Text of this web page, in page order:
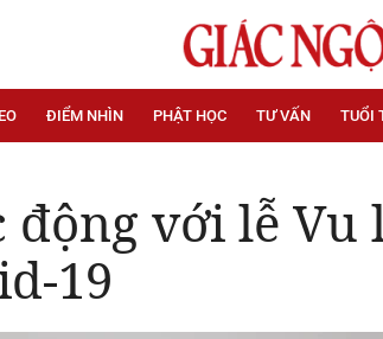
ĐIỂM NHÌN PHẬT HỌC TƯ VẤN TUỔI
động với lễ
19